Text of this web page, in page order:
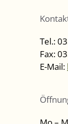
Tel.:
Fax:
E-Mail: